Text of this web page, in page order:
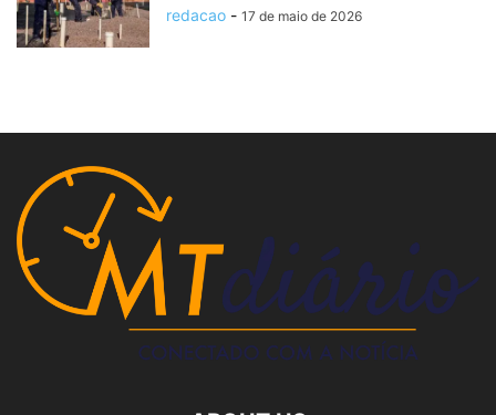
redacao - 17 de maio de 2026